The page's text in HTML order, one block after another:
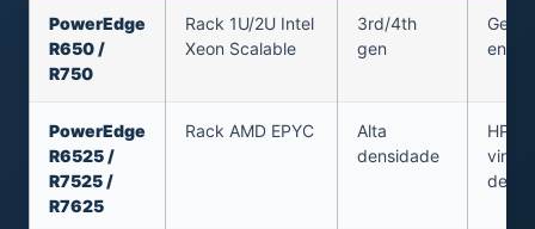
PowerEdge
R650 /
R750
Rack 1U/2U Intel
Xeon Scalable
3rd/4th
gen
PowerEdge
R6525 /
R7525 /
R7625
Rack AMD EPYC
Alta
densidade
HPC,
densa